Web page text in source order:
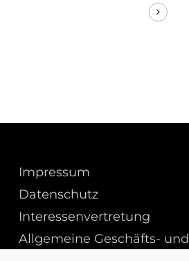
Impressum
Datenschutz
Interessenvertretung
Allgemeine Geschäfts- und